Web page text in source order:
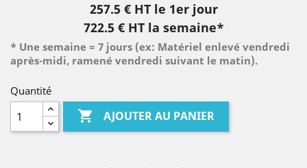
257.5 € HT le 1er jour
722.5 € HT la semaine*
* Une semaine = 7 jours (ex: Matériel enlevé vendredi
après-midi, ramené vendredi suivant le matin).
Quantité
 AJOUTER AU PANIER